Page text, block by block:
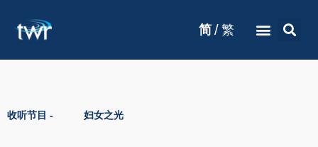
简 / 繁
收听节目 - 妇女之光